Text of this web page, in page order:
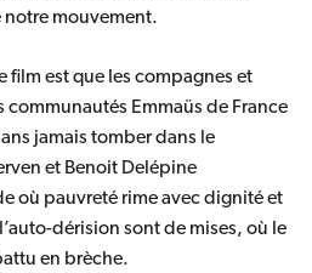
notre mouvement.
film est que les compagnes et
Emmaüs de France
jamais tomber dans le
et Benoit Delépine
où pauvreté rime avec dignité et
dérision sont de mises, où le
en brèche.